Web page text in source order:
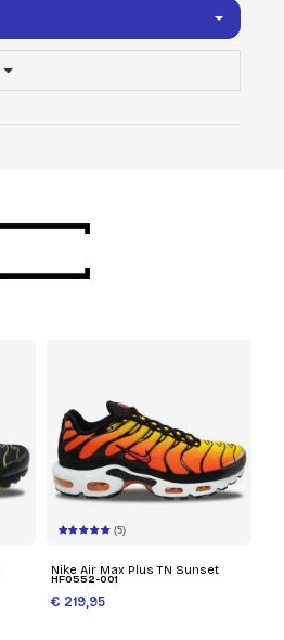
(5)
Nike Air Max Plus TN Sunset
HF0552-001
€ 219,95